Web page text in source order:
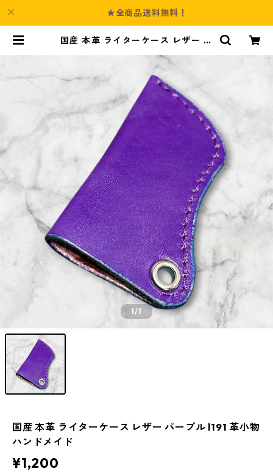
★全商品送料無料！
国産 本革 ライターケース レザー パ
Culture-Booth
1/1
国産 本革 ライターケース レザー パープル l191 革小物
ハンドメイド
¥1,200